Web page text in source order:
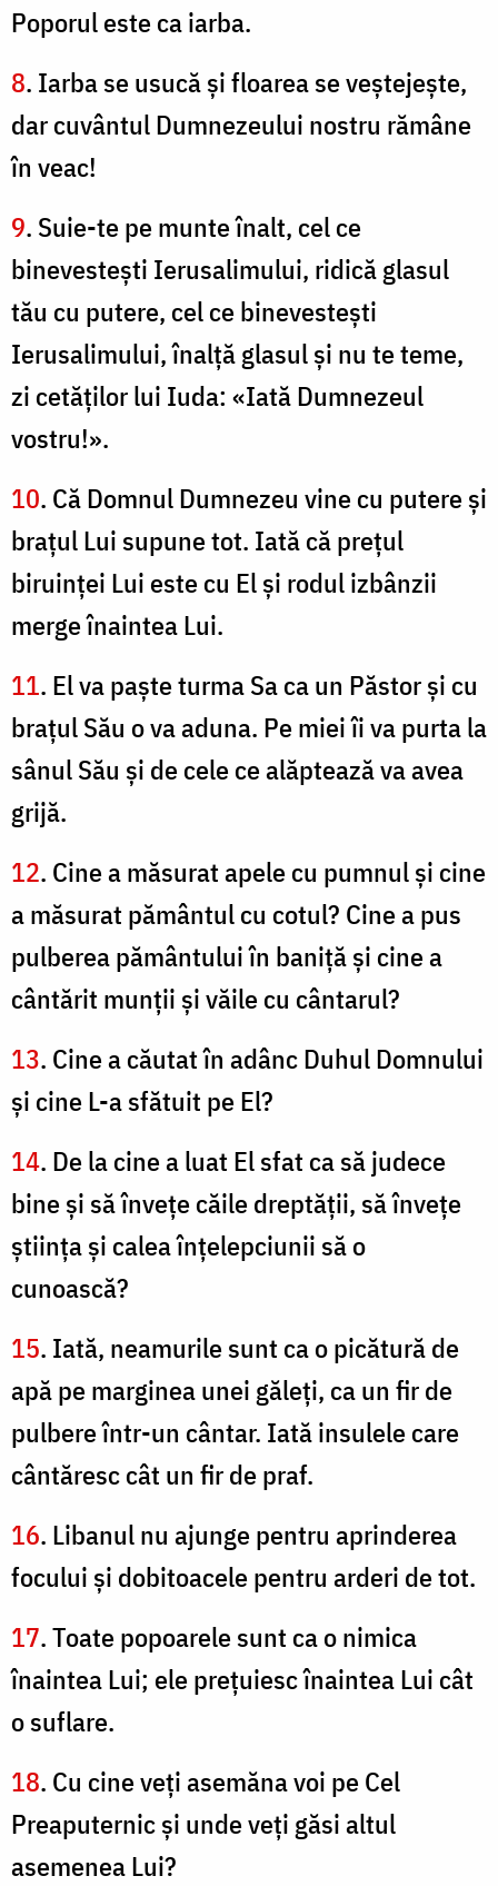
Poporul este ca iarba.
8. Iarba se usucă şi floarea se veştejeşte,
dar cuvântul Dumnezeului nostru rămâne
în veac!
9. Suie-te pe munte înalt, cel ce
binevesteşti Ierusalimului, ridică glasul
tău cu putere, cel ce binevesteşti
Ierusalimului, înalţă glasul şi nu te teme,
zi cetăţilor lui Iuda: «Iată Dumnezeul
vostru!».
10. Că Domnul Dumnezeu vine cu putere şi
braţul Lui supune tot. Iată că preţul
biruinţei Lui este cu El şi rodul izbânzii
merge înaintea Lui.
11. El va paşte turma Sa ca un Păstor şi cu
braţul Său o va aduna. Pe miei îi va purta la
sânul Său şi de cele ce alăptează va avea
grijă.
12. Cine a măsurat apele cu pumnul şi cine
a măsurat pământul cu cotul? Cine a pus
pulberea pământului în baniţă şi cine a
cântărit munţii şi văile cu cântarul?
13. Cine a căutat în adânc Duhul Domnului
şi cine L-a sfătuit pe El?
14. De la cine a luat El sfat ca să judece
bine şi să înveţe căile dreptăţii, să înveţe
ştiinţa şi calea înţelepciunii să o
cunoască?
15. Iată, neamurile sunt ca o picătură de
apă pe marginea unei găleţi, ca un fir de
pulbere într-un cântar. Iată insulele care
cântăresc cât un fir de praf.
16. Libanul nu ajunge pentru aprinderea
focului şi dobitoacele pentru arderi de tot.
17. Toate popoarele sunt ca o nimica
înaintea Lui; ele preţuiesc înaintea Lui cât
o suflare.
18. Cu cine veţi asemăna voi pe Cel
Preaputernic şi unde veţi găsi altul
asemenea Lui?